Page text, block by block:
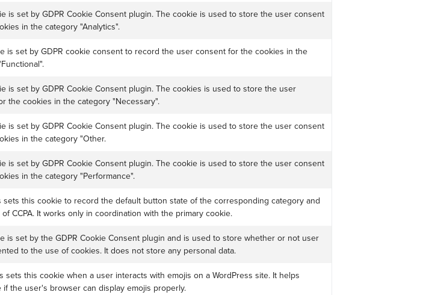
is set by GDPR Cookie Consent plugin. The cookie is used to store the user consent
in the category "Analytics".
is set by GDPR cookie consent to record the user consent for the cookies in the
is set by GDPR Cookie Consent plugin. The cookies is used to store the user
the cookies in the category "Necessary".
is set by GDPR Cookie Consent plugin. The cookie is used to store the user consent
in the category "Other.
is set by GDPR Cookie Consent plugin. The cookie is used to store the user consent
in the category "Performance".
sets this cookie to record the default button state of the corresponding category and
CCPA. It works only in coordination with the primary cookie.
is set by the GDPR Cookie Consent plugin and is used to store whether or not user
to the use of cookies. It does not store any personal data.
sets this cookie when a user interacts with emojis on a WordPress site. It helps
if the user's browser can display emojis properly.